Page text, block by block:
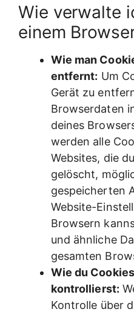
Wie verwalte
einem
Wie man
entfernt: Um
Gerät zu
Browserdaten
deines
werden alle
Websites, die
gelöscht,
gespeicherten
Website-
Browsern
und ähnliche
gesamten
Wie du
kontrollierst:
Kontrolle über